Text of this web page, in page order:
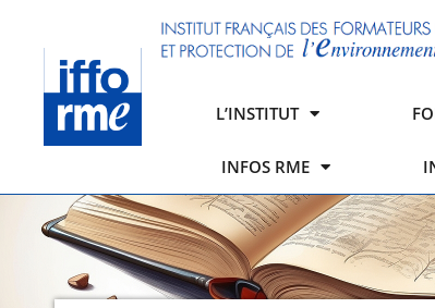
L’INSTITUT
INFOS RME